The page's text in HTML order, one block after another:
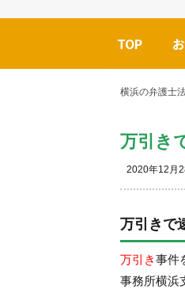
TOP
横浜の弁護士
万引き
2020年12月
万引きで
万引き事件
事務所横浜